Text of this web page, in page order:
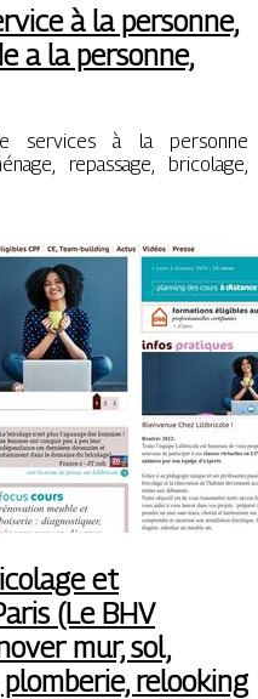
à la personne,
a la personne,
services à la personne
repassage, bricolage,
et
(Le BHV
mur, sol,
relooking